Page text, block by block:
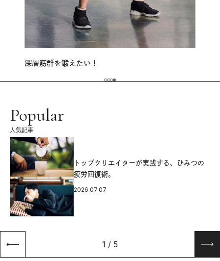
深層筋群を鍛えたい！
Popular
人気記事
トップクリエイターが実践する、ひみつの
疲労回復術。
2026.07.07
1 / 5